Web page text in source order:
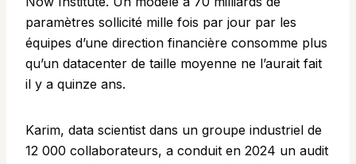
paramètres sollicité mille fois par jour par les
équipes d’une direction financière consomme plus
qu’un datacenter de taille moyenne ne l’aurait fait
il y a quinze ans.
Karim, data scientist dans un groupe industriel de
12 000 collaborateurs, a conduit en 2024 un audit